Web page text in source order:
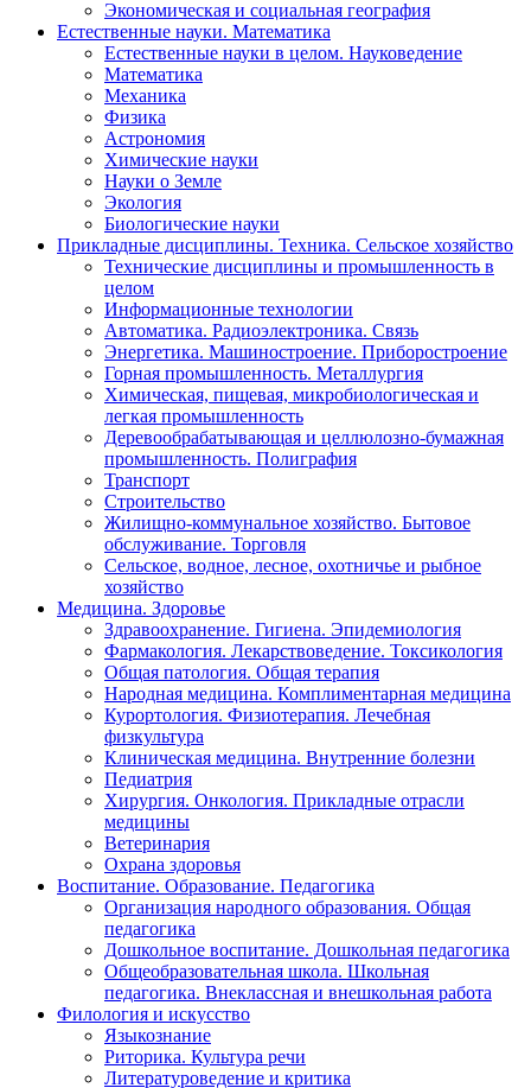
Экономическая и социальная география
Естественные науки. Математика
Естественные науки в целом. Науковедение
Математика
Механика
Физика
Астрономия
Химические науки
Науки о Земле
Экология
Биологические науки
Прикладные дисциплины. Техника. Сельское хозяйство
Технические дисциплины и промышленность в
целом
Информационные технологии
Автоматика. Радиоэлектроника. Связь
Энергетика. Машиностроение. Приборостроение
Горная промышленность. Металлургия
Химическая, пищевая, микробиологическая и
легкая промышленность
Деревообрабатывающая и целлюлозно-бумажная
промышленность. Полиграфия
Транспорт
Строительство
Жилищно-коммунальное хозяйство. Бытовое
обслуживание. Торговля
Сельское, водное, лесное, охотничье и рыбное
хозяйство
Медицина. Здоровье
Здравоохранение. Гигиена. Эпидемиология
Фармакология. Лекарствоведение. Токсикология
Общая патология. Общая терапия
Народная медицина. Комплиментарная медицина
Курортология. Физиотерапия. Лечебная
физкультура
Клиническая медицина. Внутренние болезни
Педиатрия
Хирургия. Онкология. Прикладные отрасли
медицины
Ветеринария
Охрана здоровья
Воспитание. Образование. Педагогика
Организация народного образования. Общая
педагогика
Дошкольное воспитание. Дошкольная педагогика
Общеобразовательная школа. Школьная
педагогика. Внеклассная и внешкольная работа
Филология и искусство
Языкознание
Риторика. Культура речи
Литературоведение и критика